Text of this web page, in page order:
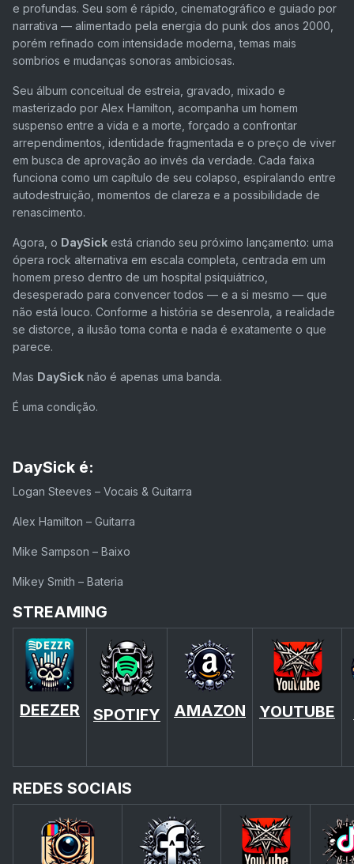
e profundas. Seu som é rápido, cinematográfico e guiado por
narrativa — alimentado pela energia do punk dos anos 2000,
porém refinado com intensidade moderna, temas mais
sombrios e mudanças sonoras ambiciosas.
Seu álbum conceitual de estreia, gravado, mixado e
masterizado por Alex Hamilton , acompanha um homem
suspenso entre a vida e a morte, forçado a confrontar
arrependimentos, identidade fragmentada e o preço de viver
em busca de aprovação ao invés da verdade. Cada faixa
funciona como um capítulo de seu colapso, espiralando entre
autodestruição, momentos de clareza e a possibilidade de
renascimento.
Agora, o DaySick está criando seu próximo lançamento: uma
ópera rock alternativa em escala completa, centrada em um
homem preso dentro de um hospital psiquiátrico,
desesperado para convencer todos — e a si mesmo — que
não está louco. Conforme a história se desenrola, a realidade
se distorce, a ilusão toma conta e nada é exatamente o que
parece.
Mas DaySick não é apenas uma banda.
É uma condição.
DaySick é:
Logan Steeves – Vocais & Guitarra
Alex Hamilton – Guitarra
Mike Sampson – Baixo
Mikey Smith – Bateria
STREAMING
DEEZER SPOTIFY AMAZON YOUTUBE
REDES SOCIAIS